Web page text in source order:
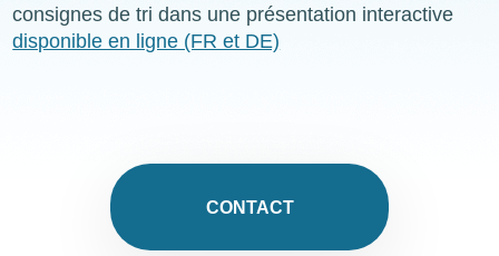
consignes de tri dans une présentation interactive
disponible en ligne (FR et DE)
CONTACT